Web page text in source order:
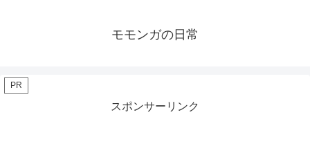
モモンガの日常
PR
スポンサーリンク